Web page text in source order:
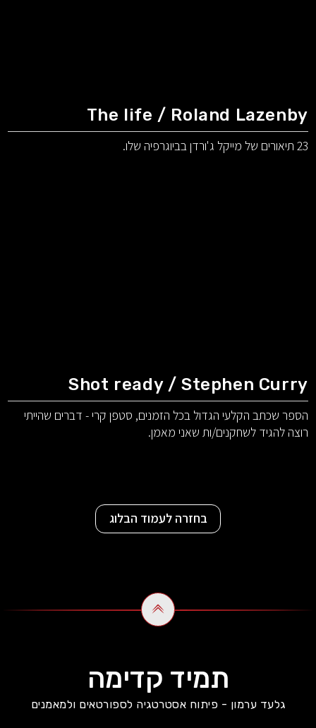
The life / Roland Lazenby
23 תיאורים של מייקל ג'ורדן בביוגרפיה שלו.
Shot ready / Stephen Curry
הספר שכתב הקלעי הגדול בכל הזמנים, סטפן קרי - דברים שהייתי
רוצה להגיד לשחקנים/ות שאני מאמן.
בחזרה לעמוד הבלוג
תמיד קדימה
גלעד ערמון - פיתוח אסטרטגיה לספורטאים ולמאמנים